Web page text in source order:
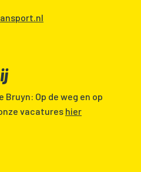
Bruyn: Op de weg en op
vacatures hier